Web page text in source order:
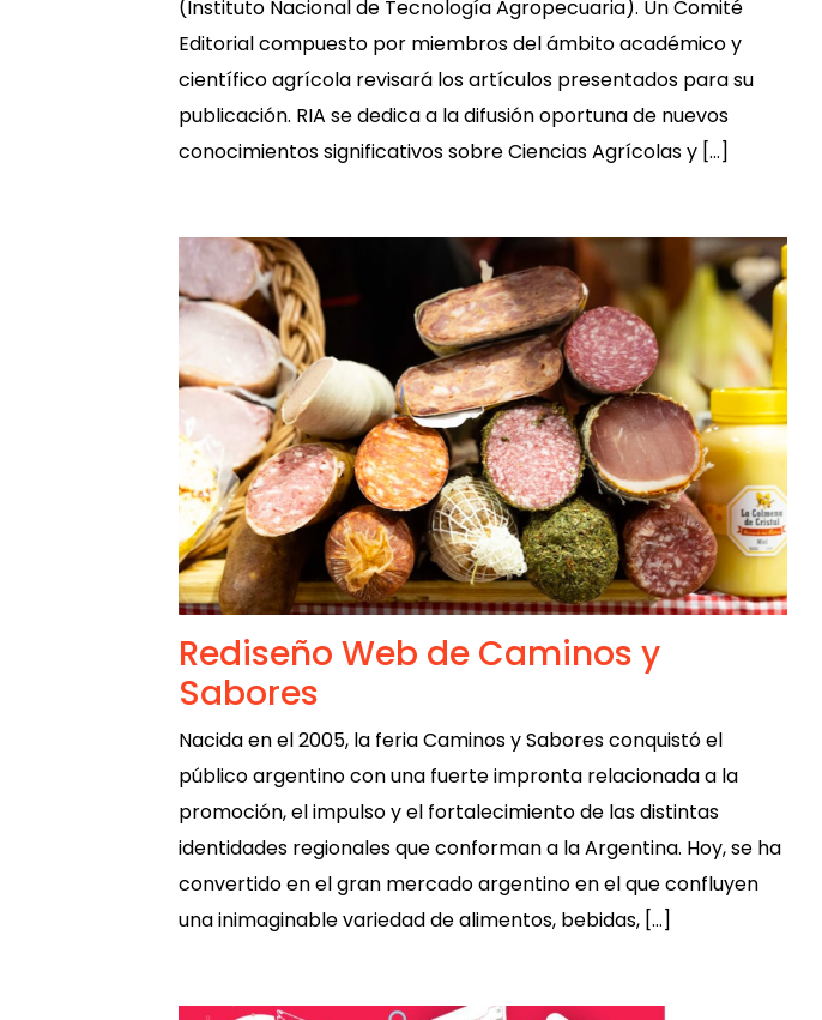
(Instituto Nacional de Tecnología Agropecuaria). Un Comité
Editorial compuesto por miembros del ámbito académico y
científico agrícola revisará los artículos presentados para su
publicación. RIA se dedica a la difusión oportuna de nuevos
conocimientos significativos sobre Ciencias Agrícolas y […]
Rediseño Web de Caminos y
Sabores
Nacida en el 2005, la feria Caminos y Sabores conquistó el
público argentino con una fuerte impronta relacionada a la
promoción, el impulso y el fortalecimiento de las distintas
identidades regionales que conforman a la Argentina. Hoy, se ha
convertido en el gran mercado argentino en el que confluyen
una inimaginable variedad de alimentos, bebidas, […]